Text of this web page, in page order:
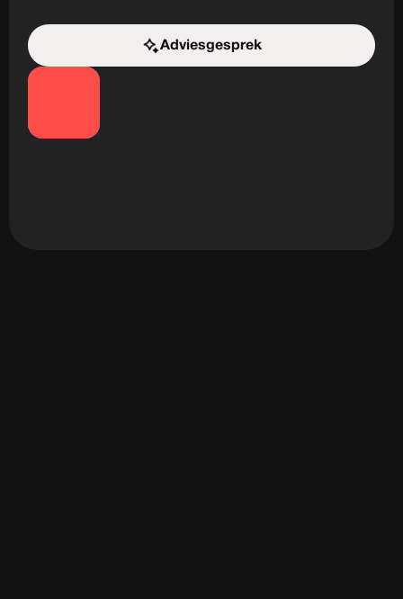
Adviesgesprek
Start de uitdaging